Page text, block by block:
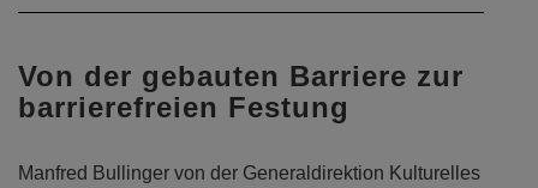
Von der gebauten Barriere zur
barrierefreien Festung
Manfred Bullinger von der Generaldirektion Kulturelles